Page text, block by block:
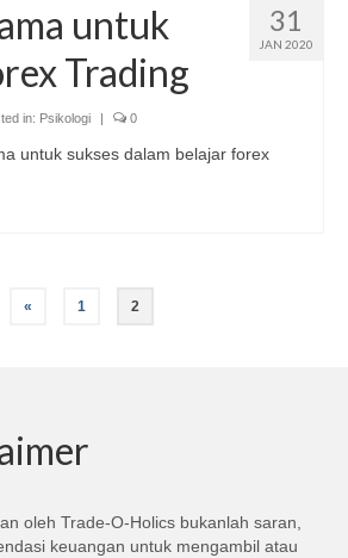
31
JAN 2020
untuk
Trading
in: Psikologi 0
untuk sukses dalam belajar forex
« 1 2
oleh Trade-O-Holics bukanlah saran,
keuangan untuk mengambil atau